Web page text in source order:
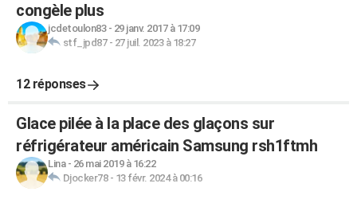
congèle plus
jcdetoulon83- 29 janv. 2017 à 17:09
stf_jpd87- 27 juil. 2023 à 18:27
12 réponses
Glace pilée à la place des glaçons sur
réfrigérateur américain Samsung rsh1ftmh
Lina- 26 mai 2019 à 16:22
Djocker78- 13 févr. 2024 à 00:16